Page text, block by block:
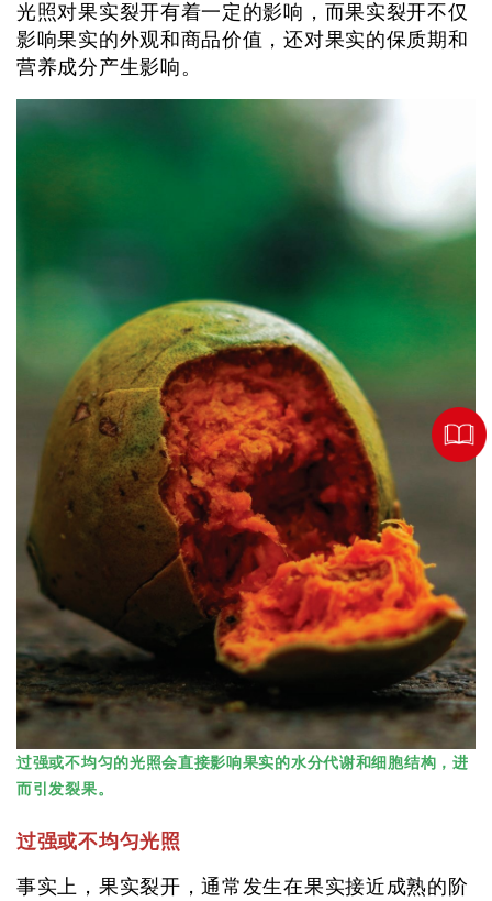
光照对果实裂开有着一定的影响，而果实裂开不仅
影响果实的外观和商品价值，还对果实的保质期和
营养成分产生影响。
过强或不均匀的光照会直接影响果实的水分代谢和细胞结构，进
而引发裂果。
过强或不均匀光照
事实上，果实裂开，通常发生在果实接近成熟的阶